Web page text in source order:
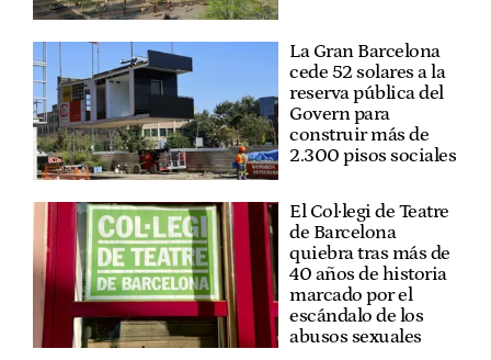
La Gran Barcelona
cede 52 solares a la
reserva pública del
Govern para
construir más de
2.300 pisos sociales
El Col·legi de Teatre
de Barcelona
quiebra tras más de
40 años de historia
marcado por el
escándalo de los
abusos sexuales